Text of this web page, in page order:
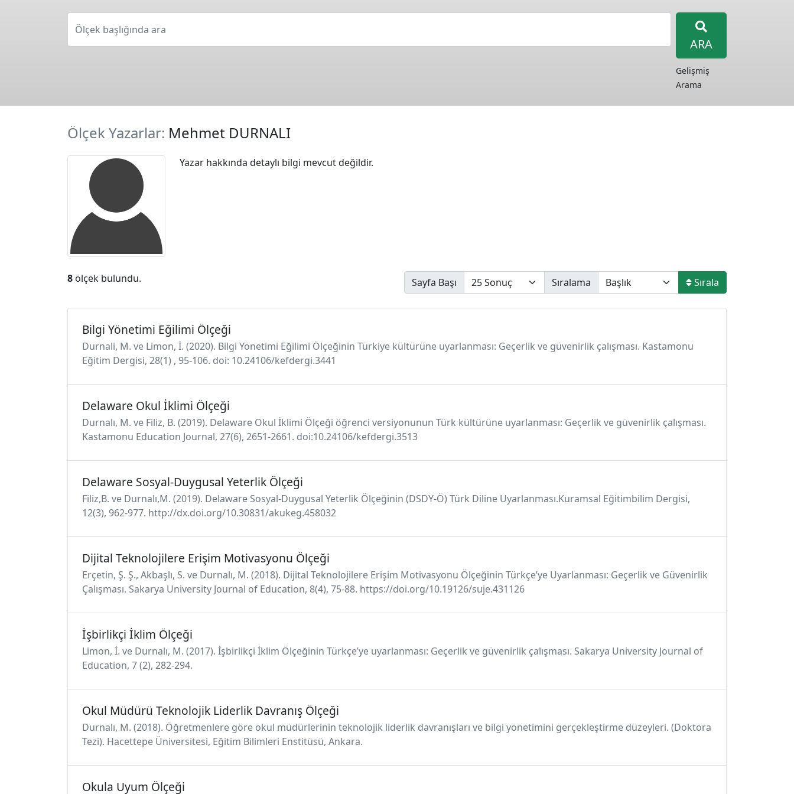
Ölçek başlığında ara
ARA
Gelişmiş
Arama
Ölçek Yazarlar: Mehmet DURNALI
Yazar hakkında detaylı bilgi mevcut değildir.
8 ölçek bulundu. Sayfa Başı Sıralama Sırala
Bilgi Yönetimi Eğilimi Ölçeği
Durnali, M. ve Limon, İ. (2020). Bilgi Yönetimi Eğilimi Ölçeğinin Türkiye kültürüne uyarlanması: Geçerlik ve güvenirlik çalışması. Kastamonu
Eğitim Dergisi, 28(1) , 95-106. doi: 10.24106/kefdergi.3441
Delaware Okul İklimi Ölçeği
Durnalı, M. ve Filiz, B. (2019). Delaware Okul İklimi Ölçeği öğrenci versiyonunun Türk kültürüne uyarlanması: Geçerlik ve güvenirlik çalışması.
Kastamonu Education Journal, 27(6), 2651-2661. doi:10.24106/kefdergi.3513
Delaware Sosyal-Duygusal Yeterlik Ölçeği
Filiz,B. ve Durnalı,M. (2019). Delaware Sosyal-Duygusal Yeterlik Ölçeğinin (DSDY-Ö) Türk Diline Uyarlanması.Kuramsal Eğitimbilim Dergisi,
12(3), 962-977. http://dx.doi.org/10.30831/akukeg.458032
Dijital Teknolojilere Erişim Motivasyonu Ölçeği
Erçetin, Ş. Ş., Akbaşlı, S. ve Durnalı, M. (2018). Dijital Teknolojilere Erişim Motivasyonu Ölçeğinin Türkçe’ye Uyarlanması: Geçerlik ve Güvenirlik
Çalışması. Sakarya University Journal of Education, 8(4), 75-88. https://doi.org/10.19126/suje.431126
İşbirlikçi İklim Ölçeği
Limon, İ. ve Durnalı, M. (2017). İşbirlikçi İklim Ölçeğinin Türkçe’ye uyarlanması: Geçerlik ve güvenirlik çalışması. Sakarya University Journal of
Education, 7 (2), 282-294.
Okul Müdürü Teknolojik Liderlik Davranış Ölçeği
Durnalı, M. (2018). Öğretmenlere göre okul müdürlerinin teknolojik liderlik davranışları ve bilgi yönetimini gerçekleştirme düzeyleri. (Doktora
Tezi). Hacettepe Üniversitesi, Eğitim Bilimleri Enstitüsü, Ankara.
Okula Uyum Ölçeği